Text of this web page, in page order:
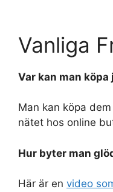
Vanliga
Var kan man köpa
Man kan köpa
nätet hos online
Hur byter man
Här är en video